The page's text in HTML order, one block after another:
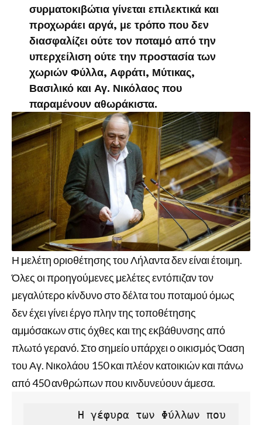
συρματοκιβώτια γίνεται επιλεκτικά και
προχωράει αργά, με τρόπο που δεν
διασφαλίζει ούτε τον ποταμό από την
υπερχείλιση ούτε την προστασία των
χωριών Φύλλα, Αφράτι, Μύτικας,
Βασιλικό και Αγ. Νικόλαος που
παραμένουν αθωράκιστα.
Η μελέτη οριοθέτησης του Λήλαντα δεν είναι έτοιμη.
Όλες οι προηγούμενες μελέτες εντόπιζαν τον
μεγαλύτερο κίνδυνο στο δέλτα του ποταμού όμως
δεν έχει γίνει έργο πλην της τοποθέτησης
αμμόσακων στις όχθες και της εκβάθυνσης από
πλωτό γερανό. Στο σημείο υπάρχει ο οικισμός Όαση
του Αγ. Νικολάου 150 και πλέον κατοικιών και πάνω
από 450 ανθρώπων που κινδυνεύουν άμεσα.